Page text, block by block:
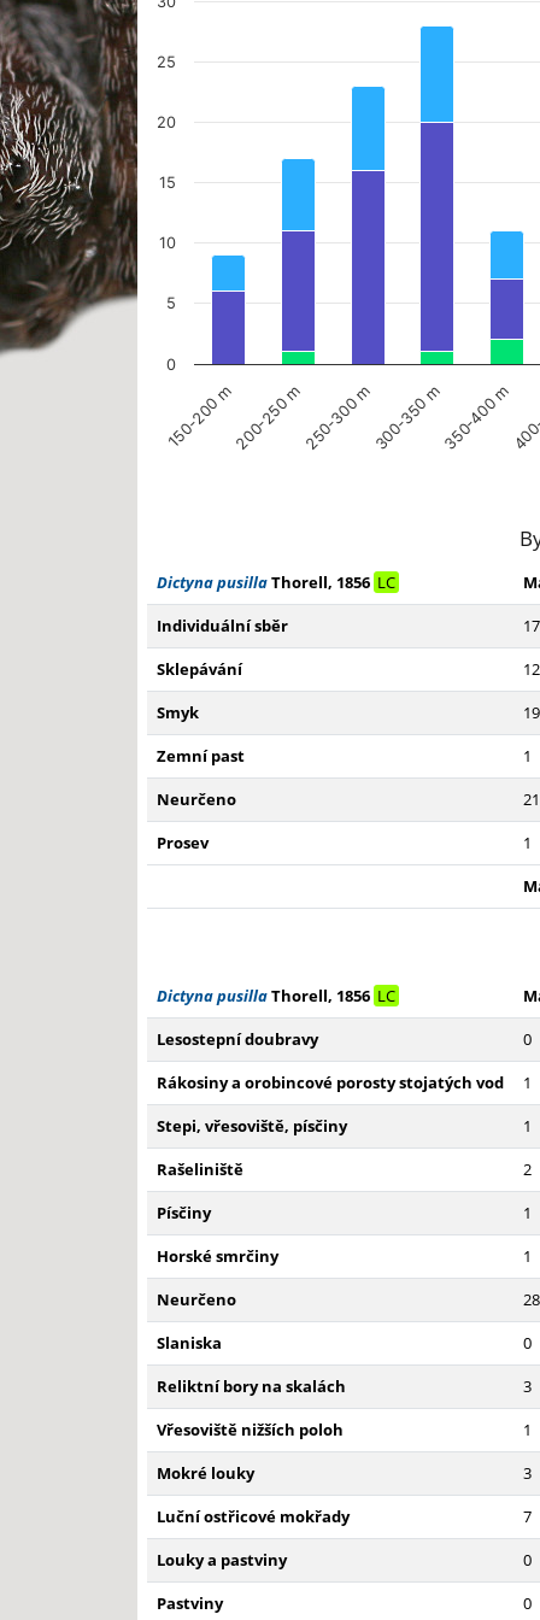
The chart has 1 X axis displaying categories.
The chart has 1 Y axis displaying values. Data ranges
150-200 m200-250 m250-300 m300-350 m350-400 m
0
5
10
15
20
25
Dictyna pusillaThorell, 1856 LC
Individuální sběr
17
Sklepávání
12
Smyk
19
Zemní past
1
Neurčeno
21
Prosev
1
Dictyna pusillaThorell, 1856 LC
Lesostepní doubravy
0
Rákosiny a orobincové porosty stojatých vod
1
Stepi, vřesoviště, písčiny
1
Rašeliniště
2
Písčiny
1
Horské smrčiny
1
Neurčeno
28
Slaniska
0
Reliktní bory na skalách
3
Vřesoviště nižších poloh
1
Mokré louky
3
Luční ostřicové mokřady
7
Louky a pastviny
0
Pastviny
0